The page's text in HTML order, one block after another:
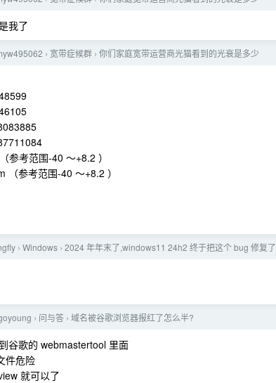
我了
› 宽带症候群 › 你们家庭宽带运营商光猫看到的光衰是多少
参考范围-40 ～+8.2 ）
（参考范围-40 ～+8.2 ）
› Windows › 2024 年年末了,windows11 24h2 终于把这个 bug 修复了
› 问与答 › 域名被谷歌浏览器报红了怎么半?
谷歌的 webmastertool 里面
件危险
就可以了